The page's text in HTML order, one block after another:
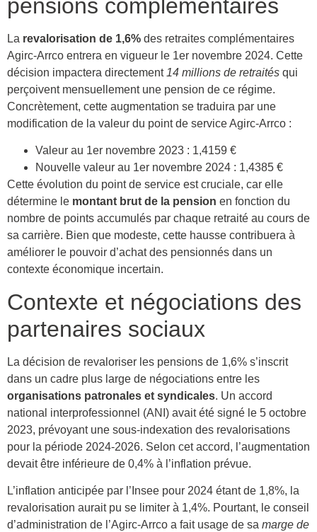
pensions complémentaires
La revalorisation de 1,6% des retraites complémentaires
Agirc-Arrco entrera en vigueur le 1er novembre 2024. Cette
décision impactera directement 14 millions de retraités qui
perçoivent mensuellement une pension de ce régime.
Concrètement, cette augmentation se traduira par une
modification de la valeur du point de service Agirc-Arrco :
Valeur au 1er novembre 2023 : 1,4159 €
Nouvelle valeur au 1er novembre 2024 : 1,4385 €
Cette évolution du point de service est cruciale, car elle
détermine le montant brut de la pension en fonction du
nombre de points accumulés par chaque retraité au cours de
sa carrière. Bien que modeste, cette hausse contribuera à
améliorer le pouvoir d’achat des pensionnés dans un
contexte économique incertain.
Contexte et négociations des
partenaires sociaux
La décision de revaloriser les pensions de 1,6% s’inscrit
dans un cadre plus large de négociations entre les
organisations patronales et syndicales. Un accord
national interprofessionnel (ANI) avait été signé le 5 octobre
2023, prévoyant une sous-indexation des revalorisations
pour la période 2024-2026. Selon cet accord, l’augmentation
devait être inférieure de 0,4% à l’inflation prévue.
L’inflation anticipée par l’Insee pour 2024 étant de 1,8%, la
revalorisation aurait pu se limiter à 1,4%. Pourtant, le conseil
d’administration de l’Agirc-Arrco a fait usage de sa marge de